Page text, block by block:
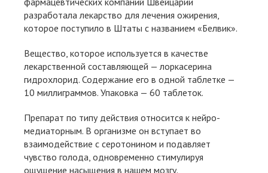
разработала лекарство для лечения ожирения,
которое поступило в Штаты с названием «Белвик».
Вещество, которое используется в качестве
лекарственной составляющей — лоркасерина
гидрохлорид. Содержание его в одной таблетке —
10 миллиграммов. Упаковка — 60 таблеток.
Препарат по типу действия относится к нейро-
медиаторным. В организме он вступает во
взаимодействие с серотонином и подавляет
чувство голода, одновременно стимулируя
ощущение насыщения в нашем мозгу.